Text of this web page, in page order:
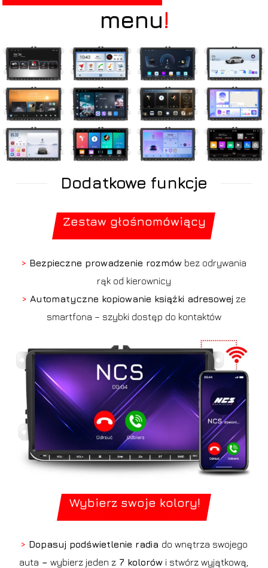
menu!
Dodatkowe funkcje
Zestaw głośnomówiący
> Bezpieczne prowadzenie rozmów bez odrywania
rąk od kierownicy
>Automatyczne kopiowanie książki adresowej ze
smartfona – szybki dostęp do kontaktów
Wybierz swoje kolory!
> Dopasuj podświetlenie radia do wnętrza swojego
auta –wybierz jeden z 7 kolorów i stwórz wyjątkową,